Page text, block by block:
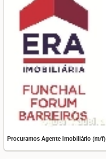
Procuramos Agente Imobiliário (m/f)